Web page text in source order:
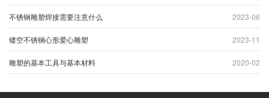
2023-06
不锈钢雕塑焊接需要注意什么
2023-11
镂空不锈钢心形爱心雕塑
2020-02
雕塑的基本工具与基本材料